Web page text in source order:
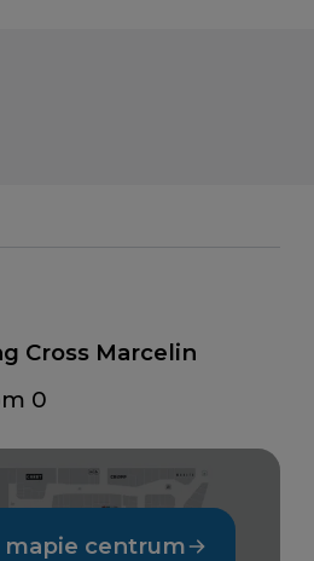
Cross Marcelin
0
mapie centrum